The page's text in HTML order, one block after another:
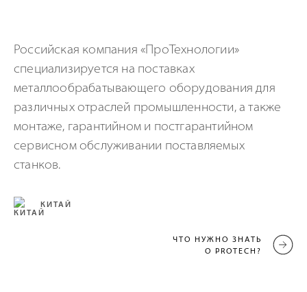
Российская компания «ПроТехнологии»
специализируется на поставках
металлообрабатывающего оборудования для
различных отраслей промышленности, а также
монтаже, гарантийном и постгарантийном
сервисном обслуживании поставляемых
станков.
КИТАЙ
ЧТО НУЖНО ЗНАТЬ
О PROTECH?